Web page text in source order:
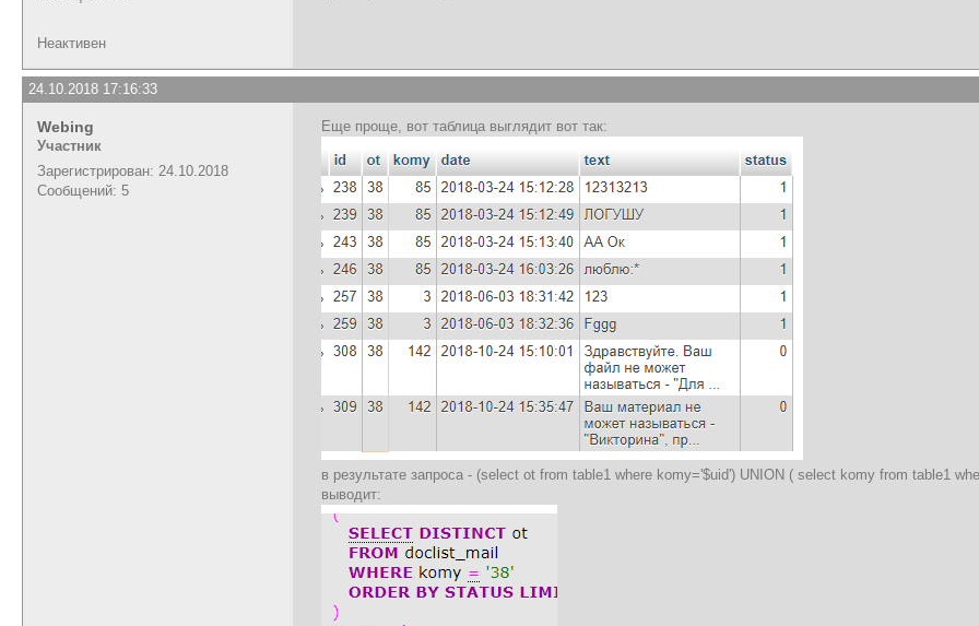
Неактивен
24.10.2018 17:16:33
Webing
Участник
Зарегистрирован: 24.10.2018
Сообщений: 5
Еще проще, вот таблица выглядит вот так:
в результате запроса - (select ot from table1 where komy='$uid') UNION ( select komy from table1
выводит: